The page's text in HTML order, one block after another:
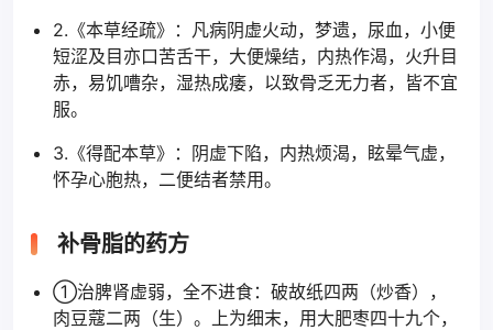
2.《本草经疏》：凡病阴虚火动，梦遗，尿血，小便
短涩及目亦口苦舌干，大便燥结，内热作渴，火升目
赤，易饥嘈杂，湿热成痿，以致骨乏无力者，皆不宜
服。
3.《得配本草》：阴虚下陷，内热烦渴，眩晕气虚，
怀孕心胞热，二便结者禁用。
补骨脂的药方
①治脾肾虚弱，全不进食：破故纸四两（炒香），
肉豆蔻二两（生）。上为细末，用大肥枣四十九个，